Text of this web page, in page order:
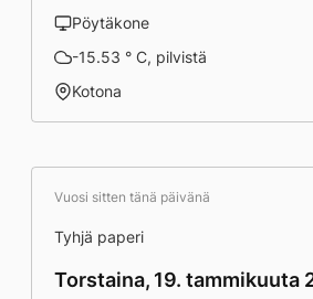
Pöytäkone
-15.53 ° C, pilvistä
Kotona
Vuosi sitten tänä päivänä
Tyhjä paperi
Torstaina, 19. tammikuuta